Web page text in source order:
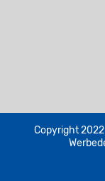
Copyright